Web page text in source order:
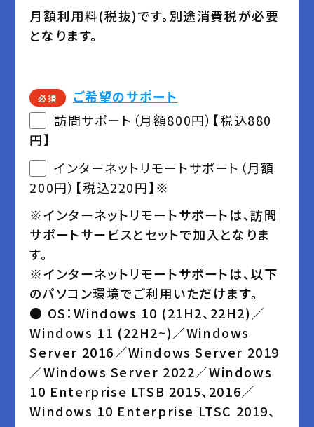
月額利用料(税抜)です。別途消費税が必要
となります。
必須
ご希望のサポート
訪問サポート（月額800円）【税込880
円】
インターネットリモートサポート（月額
200円）【税込220円】※
※インターネットリモートサポートは、訪問
サポートサービスとセットで加入となりま
す。
※インターネットリモートサポートは、以下
のパソコン環境でご利用いただけます。
● OS：Windows 10 (21H2、22H2)／
Windows 11 (22H2~)／Windows
Server 2016／Windows Server 2019
／Windows Server 2022／Windows
10 Enterprise LTSB 2015、2016／
Windows 10 Enterprise LTSC 2019、